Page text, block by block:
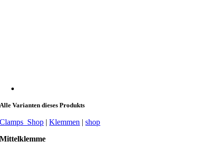
Alle Varianten dieses Produkts
Clamps_Shop |Klemmen |shop
Mittelklemme